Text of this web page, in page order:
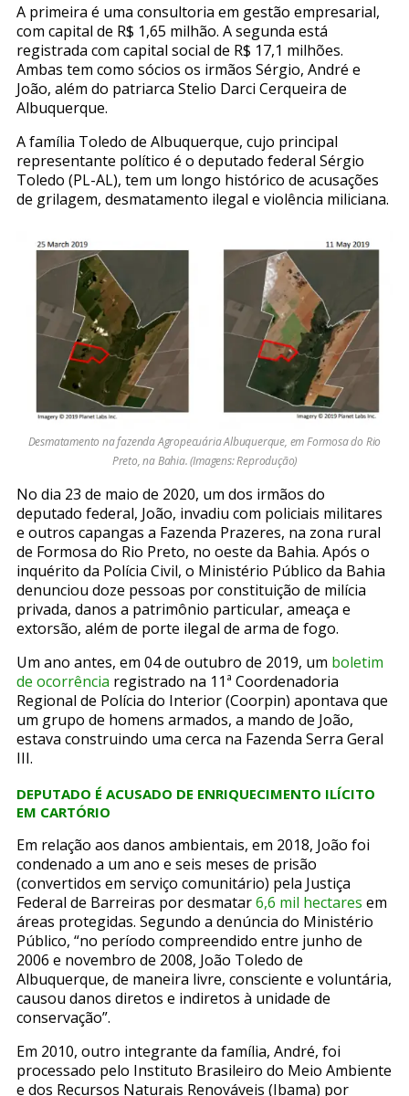
A primeira é uma consultoria em gestão empresarial,
com capital de R$ 1,65 milhão. A segunda está
registrada com capital social de R$ 17,1 milhões.
Ambas tem como sócios os irmãos Sérgio, André e
João, além do patriarca Stelio Darci Cerqueira de
Albuquerque.
A família Toledo de Albuquerque, cujo principal
representante político é o deputado federal Sérgio
Toledo (PL-AL), tem um longo histórico de acusações
de grilagem, desmatamento ilegal e violência miliciana.
Desmatamento na fazenda Agropecuária Albuquerque, em Formosa do Rio
Preto, na Bahia. (Imagens: Reprodução)
No dia 23 de maio de 2020, um dos irmãos do
deputado federal, João, invadiu com policiais militares
e outros capangas a Fazenda Prazeres, na zona rural
de Formosa do Rio Preto, no oeste da Bahia. Após o
inquérito da Polícia Civil, o Ministério Público da Bahia
denunciou doze pessoas por constituição de milícia
privada, danos a patrimônio particular, ameaça e
extorsão, além de porte ilegal de arma de fogo.
Um ano antes, em 04 de outubro de 2019, um boletim
de ocorrência registrado na 11ª Coordenadoria
Regional de Polícia do Interior (Coorpin) apontava que
um grupo de homens armados, a mando de João,
estava construindo uma cerca na Fazenda Serra Geral
III.
DEPUTADO É ACUSADO DE ENRIQUECIMENTO ILÍCITO
EM CARTÓRIO
Em relação aos danos ambientais, em 2018, João foi
condenado a um ano e seis meses de prisão
(convertidos em serviço comunitário) pela Justiça
Federal de Barreiras por desmatar6,6 mil hectares em
áreas protegidas. Segundo a denúncia do Ministério
Público, “no período compreendido entre junho de
2006 e novembro de 2008, João Toledo de
Albuquerque, de maneira livre, consciente e voluntária,
causou danos diretos e indiretos à unidade de
conservação”.
Em 2010, outro integrante da família, André, foi
processado pelo Instituto Brasileiro do Meio Ambiente
e dos Recursos Naturais Renováveis (Ibama) por